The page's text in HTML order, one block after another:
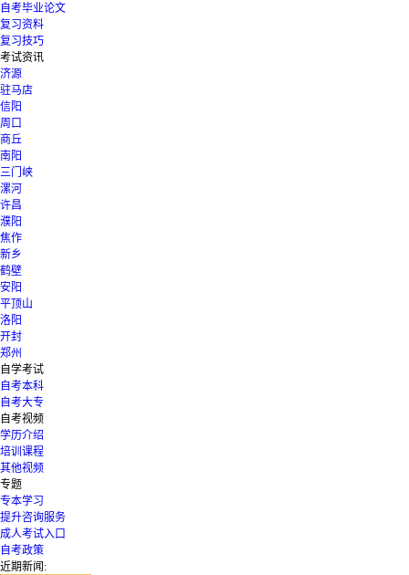
自考毕业论文
复习资料
复习技巧
考试资讯
济源
驻马店
信阳
周口
商丘
南阳
三门峡
漯河
许昌
濮阳
焦作
新乡
鹤壁
安阳
平顶山
洛阳
开封
郑州
自学考试
自考本科
自考大专
自考视频
学历介绍
培训课程
其他视频
专题
专本学习
提升咨询服务
成人考试入口
自考政策
近期新闻: